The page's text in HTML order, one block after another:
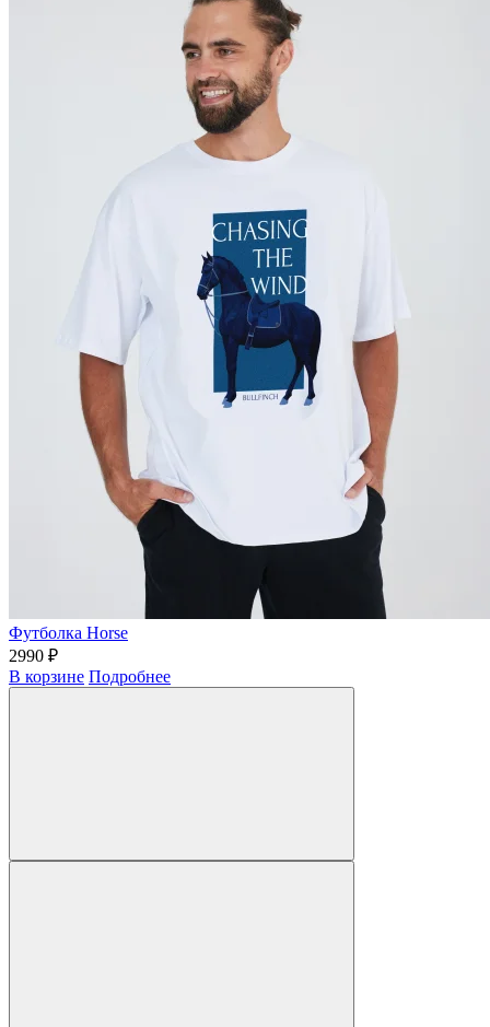
Футболка Horse
2990 ₽
В корзине Подробнее